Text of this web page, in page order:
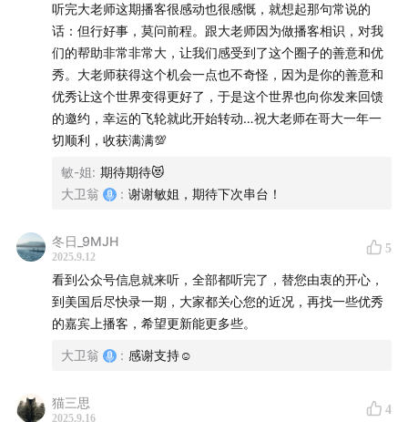
听完大老师这期播客很感动也很感慨，就想起那句常说的
话：但行好事，莫问前程。跟大老师因为做播客相识，对我
们的帮助非常非常大，让我们感受到了这个圈子的善意和优
秀。大老师获得这个机会一点也不奇怪，因为是你的善意和
优秀让这个世界变得更好了，于是这个世界也向你发来回馈
的邀约，幸运的飞轮就此开始转动…祝大老师在哥大一年一
切顺利，收获满满💯
敏-姐: 期待期待😻
大卫翁
: 谢谢敏姐，期待下次串台！
冬日_9MJH
2025.9.12
5
看到公众号信息就来听，全部都听完了，替您由衷的开心，
到美国后尽快录一期，大家都关心您的近况，再找一些优秀
的嘉宾上播客，希望更新能更多些。
大卫翁 : 感谢支持☺️
猫三思
2025.9.16
4